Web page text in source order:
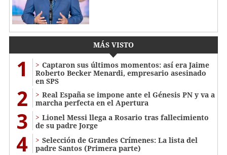
MÁS VISTO
1
Captaron sus últimos momentos: así era Jaime
Roberto Becker Menardi​​​, empresario asesinado
en SPS
2
Real España se impone ante el Génesis PN y va a
marcha perfecta en el Apertura
3
Lionel Messi llega a Rosario tras fallecimiento
de su padre Jorge
4
Selección de Grandes Crímenes: La lista del
padre Santos (Primera parte)